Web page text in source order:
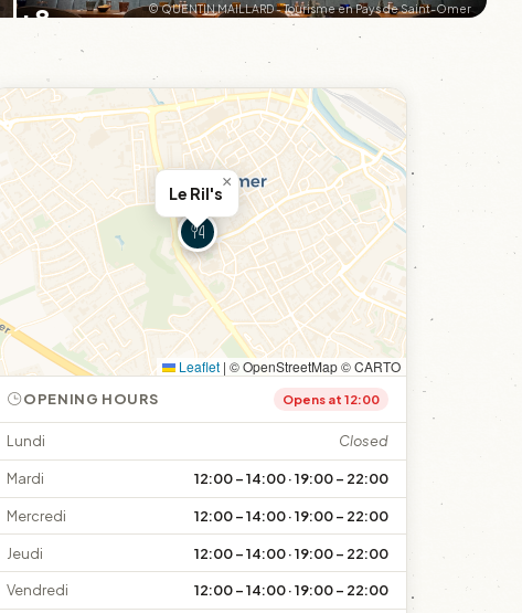
+8 © QUENTIN MAILLARD - Tourisme en Pays de Saint-Omer
Le Ril's
×
Leaflet | © OpenStreetMap © CARTO
OPENING HOURS Opens at 12:00
Lundi Closed
Mardi 12:00 – 14:00 · 19:00 – 22:00
Mercredi 12:00 – 14:00 · 19:00 – 22:00
Jeudi 12:00 – 14:00 · 19:00 – 22:00
Vendredi 12:00 – 14:00 · 19:00 – 22:00